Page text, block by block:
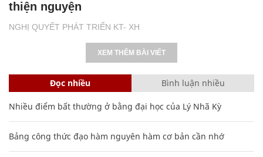
NGHỊ QUYẾT PHÁT TRIỂN KT- XH
thiện nguyện
XEM THÊM BÀI VIẾT
Đọc nhiều Bình luận nhiều
Nhiều điểm bất thường ở bằng đại học của Lý Nhã Kỳ
Bảng công thức đạo hàm nguyên hàm cơ bản cần nhớ